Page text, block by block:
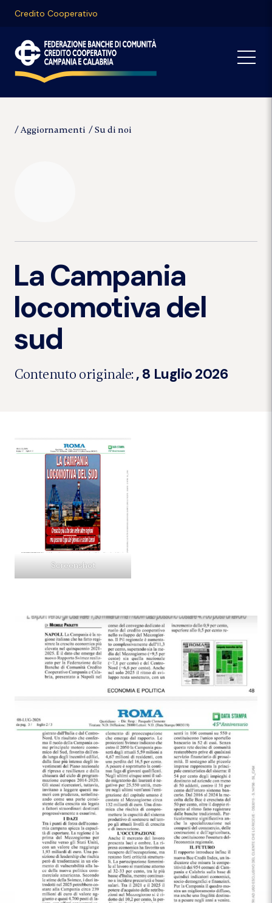
Credito Cooperativo
Aggiornamenti Su di noi
La Campania
locomotiva del
sud
Contenuto originale:, 8 Luglio 2026
Screenshot